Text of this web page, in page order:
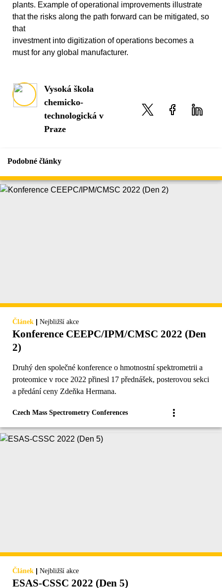
plants. Example of operational improvements illustrate
that the risks along the path forward can be mitigated, so
that
investment into digitization of operations becomes a
must for any global manufacturer.
Vysoká škola
chemicko-
technologická v
Praze
Podobné články
Článek | Nejbližší akce
Konference CEEPC/IPM/CMSC 2022 (Den
2)
Druhý den společné konference o hmotnostní spektrometrii a
proteomice v roce 2022 přinesl 17 přednášek, posterovou sekci
a předání ceny Zdeňka Hermana.
Czech Mass Spectrometry Conferences
Článek | Nejbližší akce
ESAS-CSSC 2022 (Den 5)